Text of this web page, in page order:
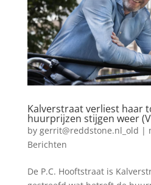
Kalverstraat verliest haar
huurprijzen stijgen weer
by gerrit@reddstone.nl_old |
Berichten
De P.C. Hooftstraat is